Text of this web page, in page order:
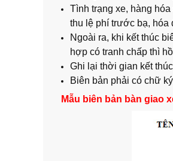
Tình trạng xe, hàng
thu lệ phí trước bạ, hóa
Ngoài ra, khi kết thúc
hợp có tranh chấp thì
Ghi lại thời gian kết
Biên bản phải có chữ
Mẫu biên bản bàn giao